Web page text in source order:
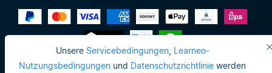
Unsere Servicebedingungen, Learneo-
Nutzungsbedingungen und Datenschutzrichtlinie werden
Impressum